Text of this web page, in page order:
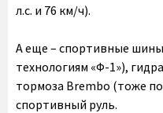
л.с. и 76 км/ч).
А еще – спортивные
технологиям «Ф-1»),
тормоза Brembo (тоже
спортивный руль.